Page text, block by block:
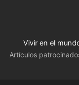
Vivir en el
Artículos